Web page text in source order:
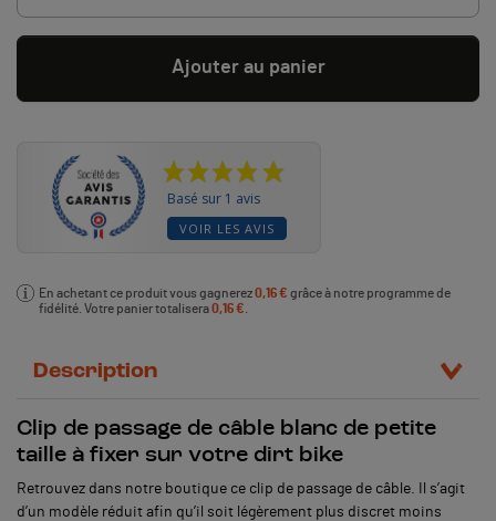
Ajouter au panier
Basé sur 1 avis
VOIR LES AVIS
En achetant ce produit vous gagnerez0,16 € grâce à notre programme de
fidélité. Votre panier totalisera0,16 €
Description
Clip de passage de câble blanc de petite
taille à fixer sur votre dirt bike
Retrouvez dans notre boutique ce clip de passage de câble. Il s’agit
d’un modèle réduit afin qu’il soit légèrement plus discret moins